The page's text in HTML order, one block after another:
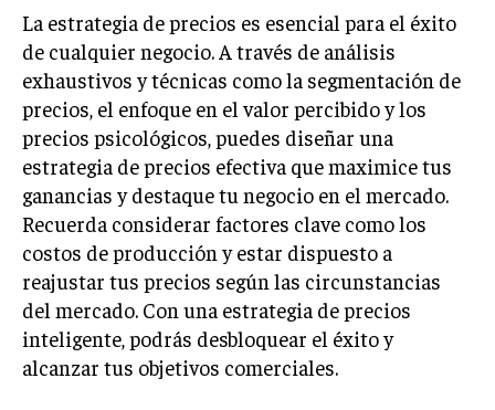
ÉTICA EMPRESARIAL Y RESPONSABILIDAD
SOCIAL
BLOG
Acerca de Últimas entradas
Silvia Delgado
Soy Silvia Delgado, experta en comercio
electrónico. Me fascina observar cómo la
tecnología ha transformado la forma en que
compramos y vendemos. En mi tiempo libre,
disfruto del senderismo, apreciando la belleza natural y la
La estrategia de precios es esencial para el éxito
de cualquier negocio. A través de análisis
exhaustivos y técnicas como la segmentación de
precios, el enfoque en el valor percibido y los
precios psicológicos, puedes diseñar una
estrategia de precios efectiva que maximice tus
ganancias y destaque tu negocio en el mercado.
Recuerda considerar factores clave como los
costos de producción y estar dispuesto a
reajustar tus precios según las circunstancias
del mercado. Con una estrategia de precios
inteligente, podrás desbloquear el éxito y
alcanzar tus objetivos comerciales.